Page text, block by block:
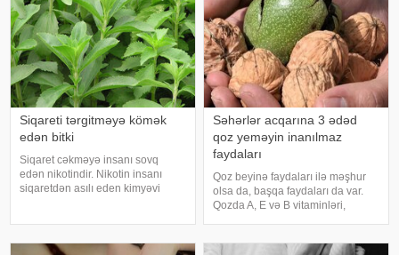
Siqareti tərgitməyə kömək
edən bitki
Siqaret cəkməyə insanı sovq
edən nikotindir. Nikotin insanı
siqaretdən asılı eden kimyəvi
kömək edə bilər. Belə bitkilərdə
Səhərlər acqarına 3 ədəd
qoz yeməyin inanılmaz
faydaları
Qoz beyinə faydaları ilə məşhur
olsa da, başqa faydaları da var.
Qozda A, E və B vitaminləri,
mövcuddur. Acqarına qoz yeməyin